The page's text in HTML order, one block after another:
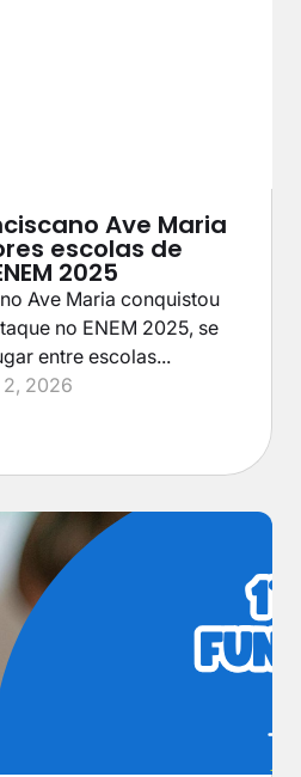
Ave Maria
escolas de
2025
Ave Maria conquistou
no ENEM 2025, se
entre escolas...
2, 2026